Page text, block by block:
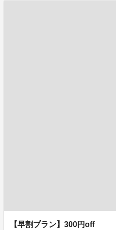
【早割プラン】300円off